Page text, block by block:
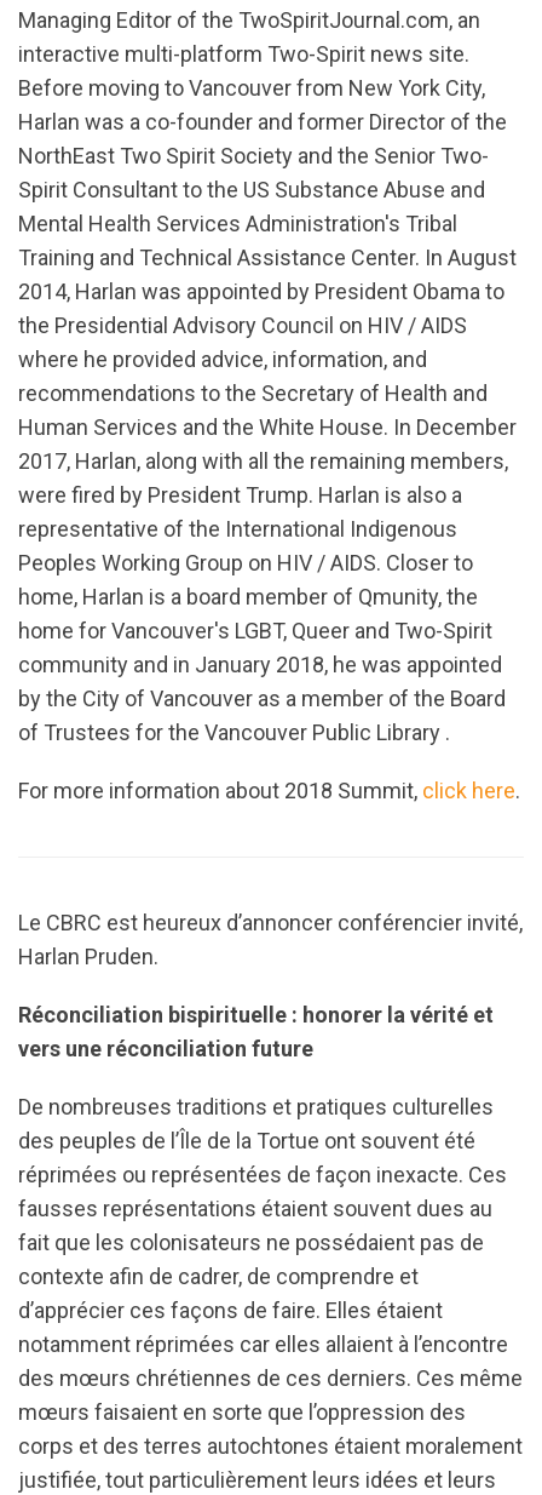
Managing Editor of the TwoSpiritJournal.com, an
interactive multi-platform Two-Spirit news site.
Before moving to Vancouver from New York City,
Harlan was a co-founder and former Director of the
NorthEast Two Spirit Society and the Senior Two-
Spirit Consultant to the US Substance Abuse and
Mental Health Services Administration's Tribal
Training and Technical Assistance Center. In August
2014, Harlan was appointed by President Obama to
the Presidential Advisory Council on HIV / AIDS
where he provided advice, information, and
recommendations to the Secretary of Health and
Human Services and the White House. In December
2017, Harlan, along with all the remaining members,
were fired by President Trump. Harlan is also a
representative of the International Indigenous
Peoples Working Group on HIV / AIDS. Closer to
home, Harlan is a board member of Qmunity, the
home for Vancouver's LGBT, Queer and Two-Spirit
community and in January 2018, he was appointed
by the City of Vancouver as a member of the Board
of Trustees for the Vancouver Public Library .
For more information about 2018 Summit, click here.
Le CBRC est heureux d’annoncer conférencier invité,
Harlan Pruden.
Réconciliation bispirituelle : honorer la vérité et
vers une réconciliation future
De nombreuses traditions et pratiques culturelles
des peuples de l’Île de la Tortue ont souvent été
réprimées ou représentées de façon inexacte. Ces
fausses représentations étaient souvent dues au
fait que les colonisateurs ne possédaient pas de
contexte afin de cadrer, de comprendre et
d’apprécier ces façons de faire. Elles étaient
notamment réprimées car elles allaient à l’encontre
des mœurs chrétiennes de ces derniers. Ces même
mœurs faisaient en sorte que l’oppression des
corps et des terres autochtones étaient moralement
justifiée, tout particulièrement leurs idées et leurs